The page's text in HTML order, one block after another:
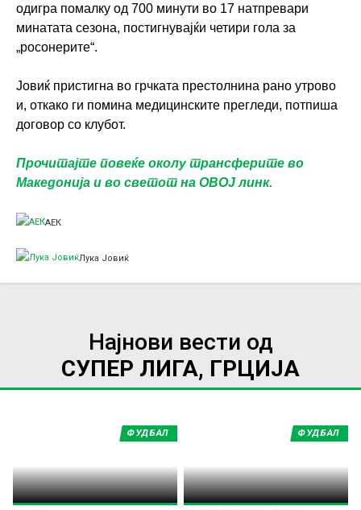
одигра помалку од 700 минути во 17 натпревари
минатата сезона, постигнувајќи четири гола за
„росонерите“.
Јовиќ пристигна во грчката престолнина рано утрово
и, откако ги помина медицинските прегледи, потпиша
договор со клубот.
Прочитајте повеќе околу трансферите во
Македонија и во светот на ОВОЈ линк.
АЕК
Лука Јовиќ
Најнови вести од
СУПЕР ЛИГА, ГРЦИЈА
ФУДБАЛ ФУДБАЛ